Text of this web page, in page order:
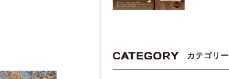
CATEGORY カテゴリー